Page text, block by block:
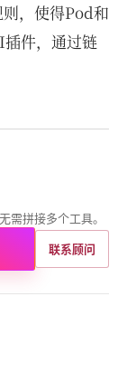
，使得Pod和
件，通过链
需拼接多个工具。
联系顾问